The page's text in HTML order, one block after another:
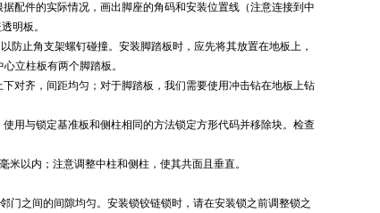
配件的实际情况，画出脚座的角码和安装位置线（注意连接到中
明板。
止角支架螺钉碰撞。安装脚踏板时，应先将其放置在地板上，
立柱板有两个脚踏板。
对齐，间距均匀；对于脚踏板，我们需要使用冲击钻在地板上钻
用与锁定基准板和侧柱相同的方法锁定方形代码并移除块。检查
以内；注意调整中柱和侧柱，使其共面且垂直。
门之间的间隙均匀。安装锁铰链锁时，请在安装锁之前调整锁之